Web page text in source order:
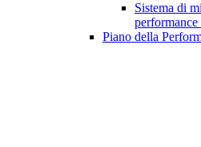
Sistema di
performance
Piano della